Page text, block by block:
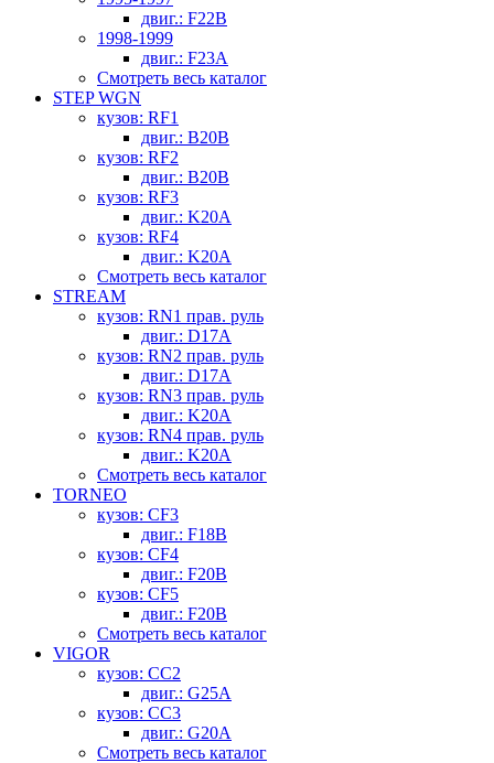
двиг.: F22B
1998-1999
двиг.: F23A
Смотреть весь каталог
STEP WGN
кузов: RF1
двиг.: B20B
кузов: RF2
двиг.: B20B
кузов: RF3
двиг.: K20A
кузов: RF4
двиг.: K20A
Смотреть весь каталог
STREAM
кузов: RN1 прав. руль
двиг.: D17A
кузов: RN2 прав. руль
двиг.: D17A
кузов: RN3 прав. руль
двиг.: K20A
кузов: RN4 прав. руль
двиг.: K20A
Смотреть весь каталог
TORNEO
кузов: CF3
двиг.: F18B
кузов: CF4
двиг.: F20B
кузов: CF5
двиг.: F20B
Смотреть весь каталог
VIGOR
кузов: CC2
двиг.: G25A
кузов: CC3
двиг.: G20A
Смотреть весь каталог